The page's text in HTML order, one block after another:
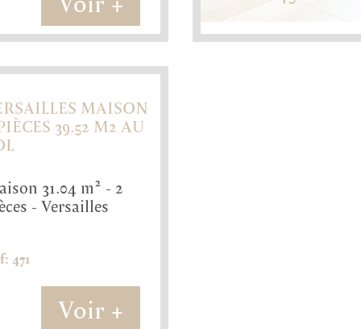
Nombre de
2
1
Voir +
MAISON
39.52 M2 AU
31.04 m² - 2
- Versailles
471